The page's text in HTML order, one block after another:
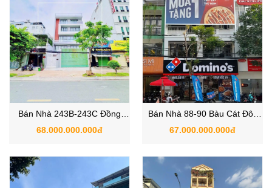
Bán Nhà 243B-243C Đồng
Đen, Phường Bảy Hiền, Quận
68.000.000.000đ
Bán Nhà 88-90 Bàu Cát Đôi,
Phường 14, Quận Tân Bình
67.000.000.000đ